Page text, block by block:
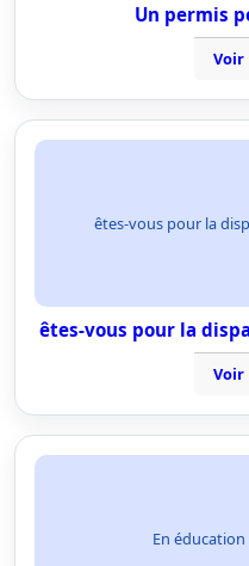
Un permis
Voir
êtes-vous pour la
êtes-vous pour la
Voir
En